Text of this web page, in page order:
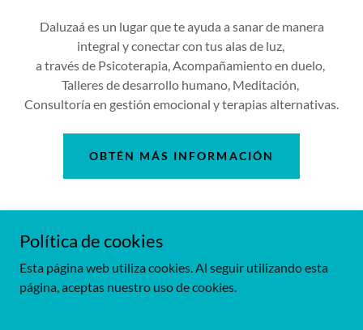
Daluzaá es un lugar que te ayuda a sanar de manera
integral y conectar con tus alas de luz,
a través de Psicoterapia, Acompañamiento en duelo,
Talleres de desarrollo humano, Meditación,
Consultoría en gestión emocional y terapias alternativas.
OBTÉN MÁS INFORMACIÓN
Copyright © 2019 Daluzaá - Todos los derechos reservados.
Política de cookies
Esta página web utiliza cookies. Al seguir utilizando esta
página, aceptas nuestro uso de cookies.